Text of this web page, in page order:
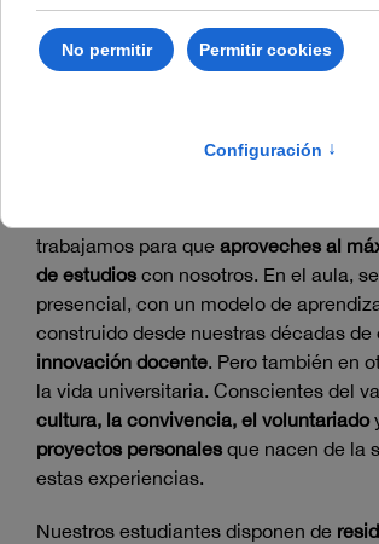
Una universidad
para vivirla
trabajamos para que aproveches al
de estudios con nosotros. En el aula,
presencial, con un modelo de
construido desde nuestras décadas de
innovación docente. Pero también en
la vida universitaria. Conscientes del
cultura, la convivencia, el voluntariado
proyectos personales que nacen de la
estas experiencias.
Nuestros estudiantes disponen de